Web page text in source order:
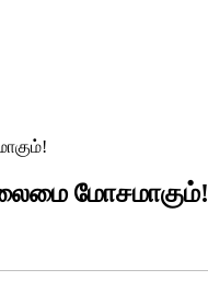
மோசமாகும்!